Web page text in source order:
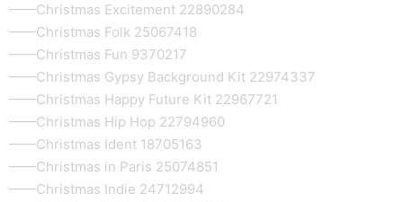
——Christmas Excitement 22890284
——Christmas Folk 25067418
——Christmas Fun 9370217
——Christmas Gypsy Background Kit 22974337
——Christmas Happy Future Kit 22967721
——Christmas Hip Hop 22794960
——Christmas Ident 18705163
——Christmas in Paris 25074851
——Christmas Indie 24712994